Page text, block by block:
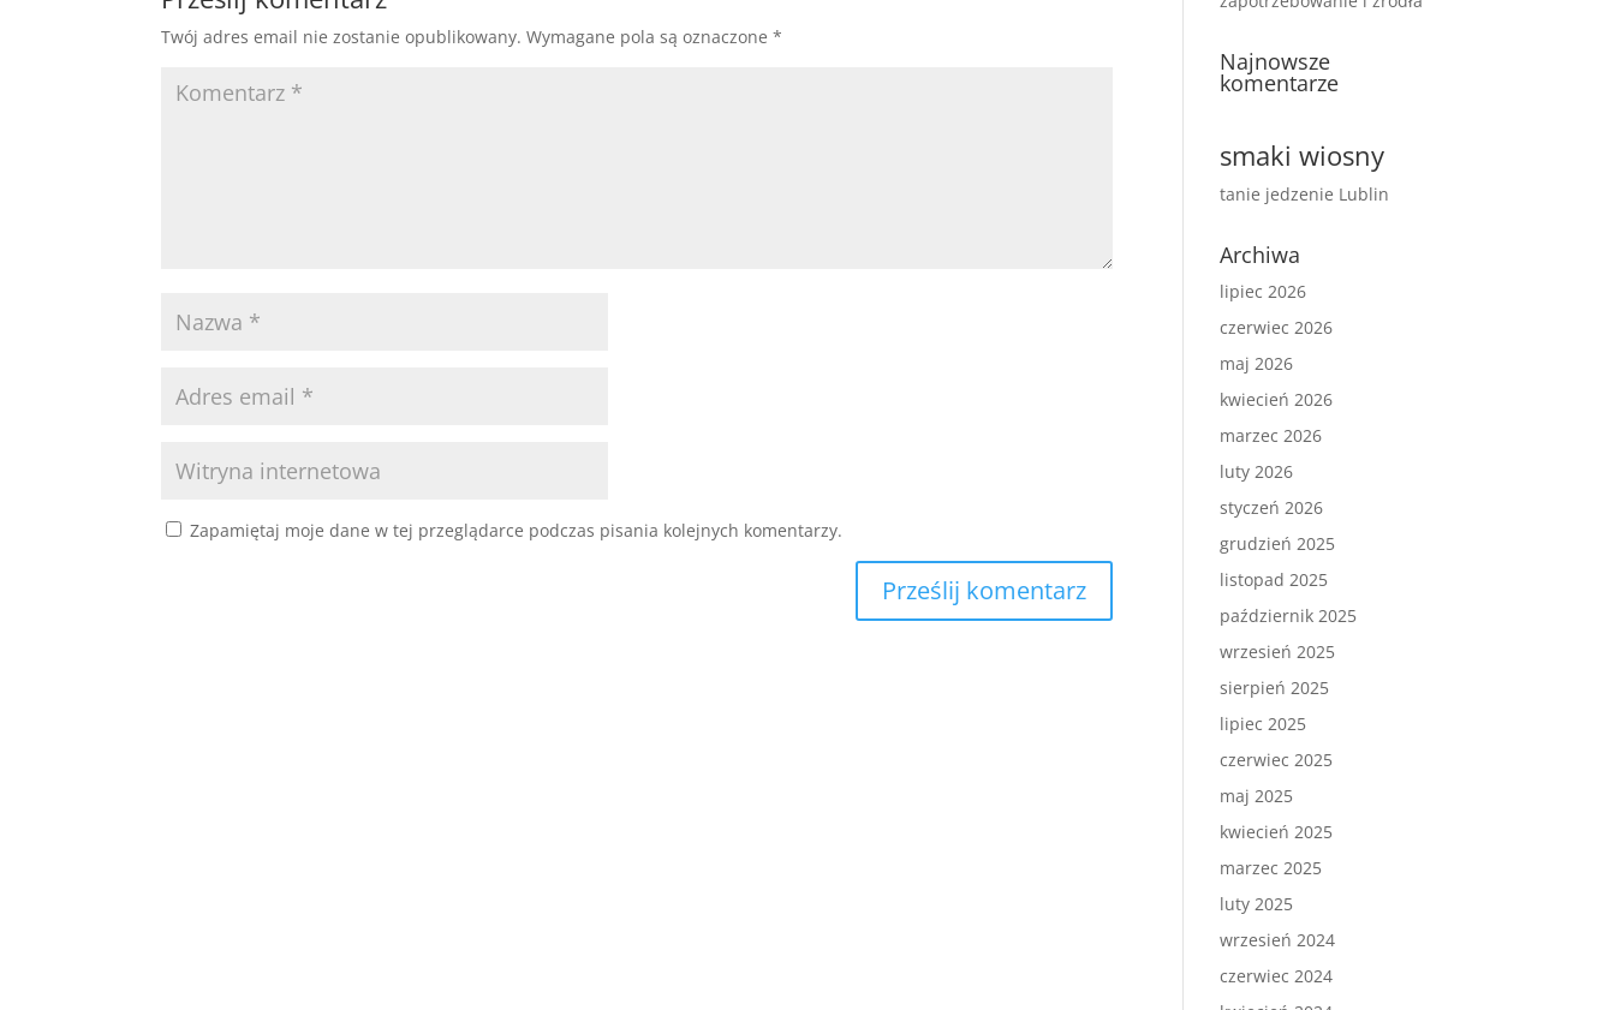
Twój adres email nie zostanie opublikowany. Wymagane pola są oznaczone*
Zapamiętaj moje dane w tej przeglądarce podczas pisania kolejnych komentarzy.
Najnowsze
komentarze
smaki wiosny
tanie jedzenie Lublin
Archiwa
lipiec 2026
czerwiec 2026
maj 2026
kwiecień 2026
marzec 2026
luty 2026
styczeń 2026
grudzień 2025
listopad 2025
październik 2025
wrzesień 2025
sierpień 2025
lipiec 2025
czerwiec 2025
maj 2025
kwiecień 2025
marzec 2025
luty 2025
wrzesień 2024
czerwiec 2024